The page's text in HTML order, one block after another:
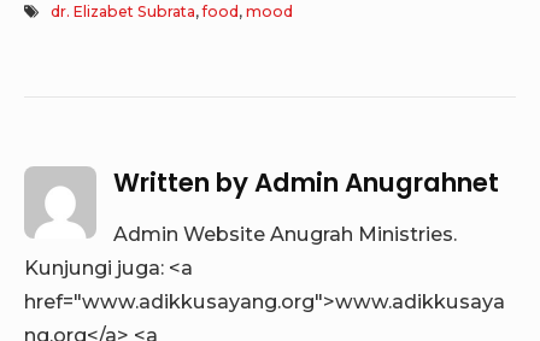
dr. Elizabet Subrata,food,mood
Written byAdmin Anugrahnet
Admin Website Anugrah Ministries.
Kunjungi juga: <a
href="www.adikkusayang.org">www.adikkusaya
ng.org</a> <a